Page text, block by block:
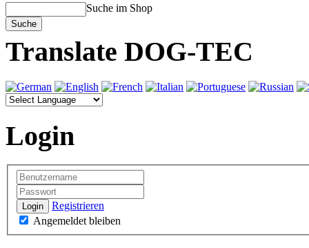
Suche im Shop
Translate DOG-TEC
Login
Login
Registrieren
Angemeldet bleiben